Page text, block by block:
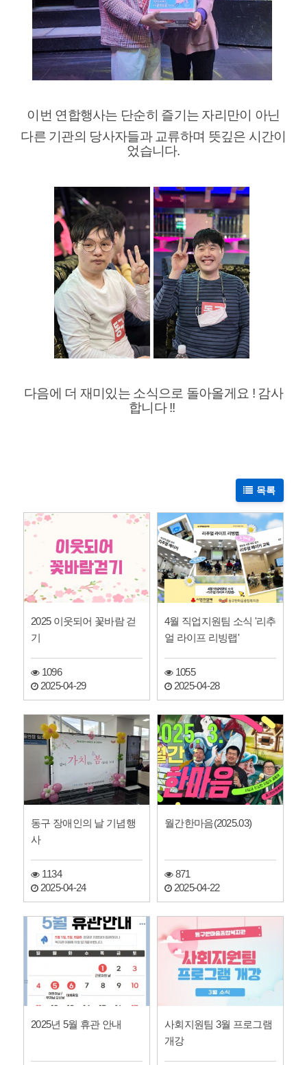
이번 연합행사는 단순히 즐기는 자리만이 아닌
다른 기관의 당사자들과 교류하며 뜻깊은 시간이
었습니다.
다음에 더 재미있는 소식으로 돌아올게요 ! 감사
합니다 !!
목록
2025 이웃되어 꽃바람 걷
기
1096
2025-04-29
4월 직업지원팀 소식 '리추
얼 라이프 리빙랩'
1055
2025-04-28
동구 장애인의 날 기념행
사
1134
2025-04-24
월간한마음(2025.03)
871
2025-04-22
2025년 5월 휴관 안내
사회지원팀 3월 프로그램
개강